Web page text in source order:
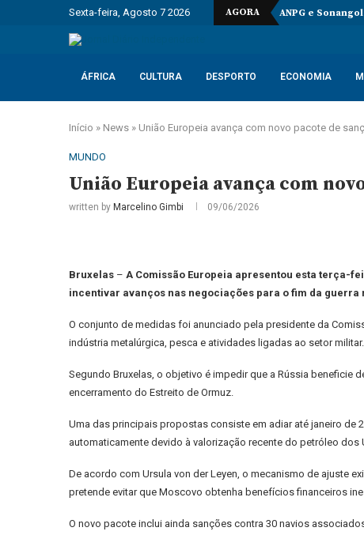
Sexta-feira, Agosto 7 2026 AGORA ANPG e
ÁFRICA CULTURA DESPORTO ECONOMIA
Início » News » União Europeia avança com novo pacote de
MUNDO
União Europeia avança com
written by Marcelino Gimbi 09/06/2026
Bruxelas – A Comissão Europeia apresentou esta terça-
incentivar avanços nas negociações para o fim da guerra
O conjunto de medidas foi anunciado pela presidente da
indústria metalúrgica, pesca e atividades ligadas ao setor militar.
Segundo Bruxelas, o objetivo é impedir que a Rússia
encerramento do Estreito de Ormuz.
Uma das principais propostas consiste em adiar até janeiro de
automaticamente devido à valorização recente do petróleo dos
De acordo com Ursula von der Leyen, o mecanismo de ajuste
pretende evitar que Moscovo obtenha benefícios financeiros
O novo pacote inclui ainda sanções contra 30 navios